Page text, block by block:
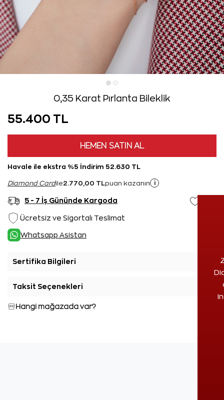
0,35 Karat Pırlanta Bileklik
55.400 TL
HEMEN SATIN AL
Havale ile ekstra %5 İndirim 52.630 TL
Diamond Cardile2.770,00 TL puan kazanın i
5 - 7 İş Gününde Kargoda
Ücretsiz ve Sigortalı Teslimat
Whatsapp Asistan
Sertifika Bilgileri
Taksit Seçenekleri
Hangi mağazada var?